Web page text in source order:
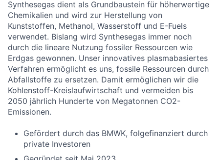
Synthesegas dient als Grundbaustein für höherwertige
Chemikalien und wird zur Herstellung von
Kunststoffen, Methanol, Wasserstoff und E-Fuels
verwendet. Bislang wird Synthesegas immer noch
durch die lineare Nutzung fossiler Ressourcen wie
Erdgas gewonnen. Unser innovatives plasmabasiertes
Verfahren ermöglicht es uns, fossile Ressourcen durch
Abfallstoffe zu ersetzen. Damit ermöglichen wir die
Kohlenstoff-Kreislaufwirtschaft und vermeiden bis
2050 jährlich Hunderte von Megatonnen CO2-
Emissionen.
Gefördert durch das BMWK, folgefinanziert durch
private Investoren